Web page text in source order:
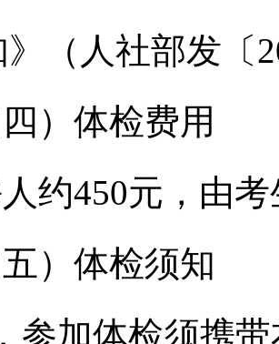
》（人社部发〔
四）体检费用
约450元，由
五）体检须知
参加体检须携